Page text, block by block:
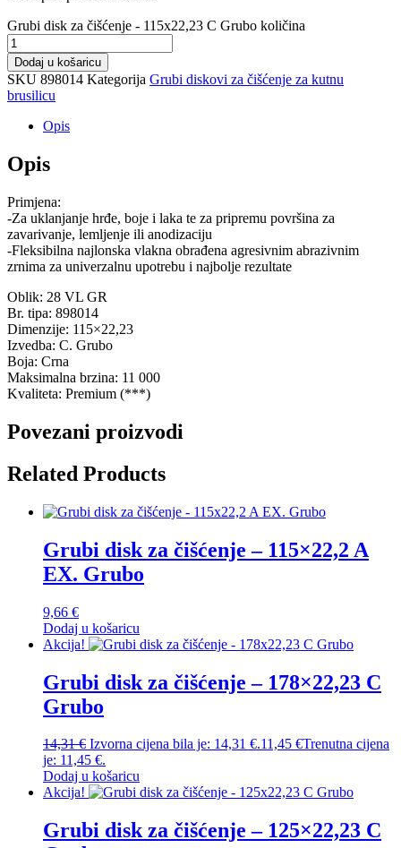
Grubi disk za čišćenje - 115x22,23 C Grubo količina
Dodaj u košaricu
SKU 898014 Kategorija Grubi diskovi za čišćenje za kutnu
brusilicu
Opis
Opis
Primjena:
-Za uklanjanje hrđe, boje i laka te za pripremu površina za
zavarivanje, lemljenje ili anodizaciju
-Fleksibilna najlonska vlakna obrađena agresivnim abrazivnim
zrnima za univerzalnu upotrebu i najbolje rezultate
Oblik: 28 VL GR
Br. tipa: 898014
Dimenzije: 115×22,23
Izvedba: C. Grubo
Boja: Crna
Maksimalna brzina: 11 000
Kvaliteta: Premium (***)
Povezani proizvodi
Related Products
Grubi disk za čišćenje – 115×22,2 A
EX. Grubo
9,66 €
Dodaj u košaricu
Akcija!
Grubi disk za čišćenje – 178×22,23 C
Grubo
14,31€ Izvorna cijena bila je: 14,31 €.11,45 €Trenutna cijena
je: 11,45 €.
Dodaj u košaricu
Akcija!
Grubi disk za čišćenje – 125×22,23 C